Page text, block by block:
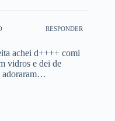
RESPONDER
achei d++++ comi
vidros e dei de
adoraram…